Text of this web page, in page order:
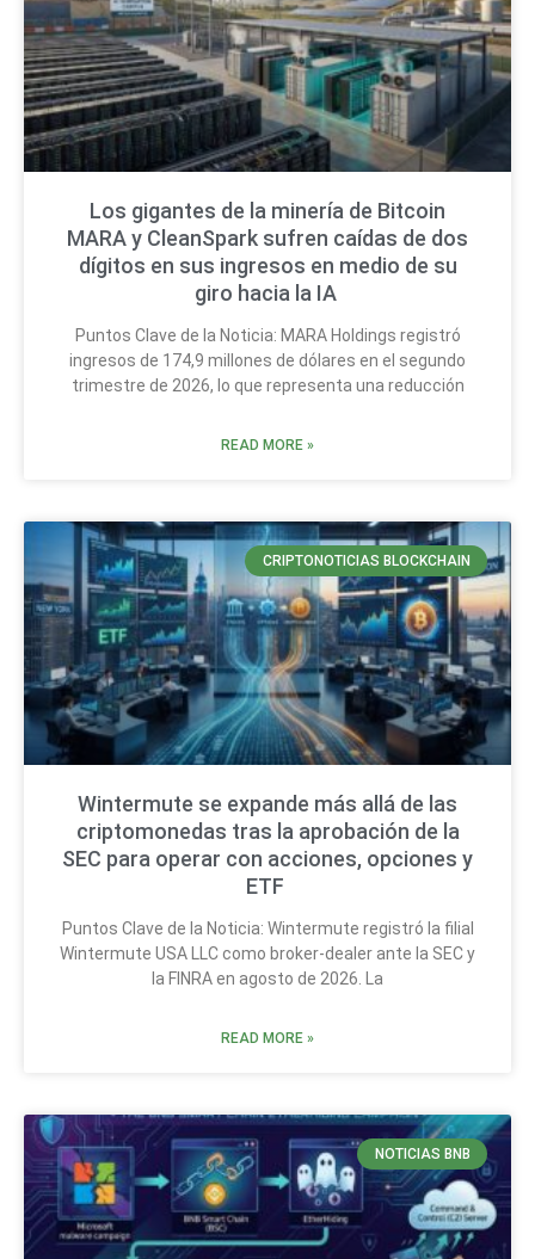
Los gigantes de la minería de Bitcoin
MARA y CleanSpark sufren caídas de dos
dígitos en sus ingresos en medio de su
giro hacia la IA
Puntos Clave de la Noticia: MARA Holdings registró
ingresos de 174,9 millones de dólares en el segundo
trimestre de 2026, lo que representa una reducción
READ MORE »
CRIPTONOTICIAS BLOCKCHAIN
Wintermute se expande más allá de las
criptomonedas tras la aprobación de la
SEC para operar con acciones, opciones y
ETF
Puntos Clave de la Noticia: Wintermute registró la filial
Wintermute USA LLC como broker-dealer ante la SEC y
la FINRA en agosto de 2026. La
READ MORE »
NOTICIAS BNB